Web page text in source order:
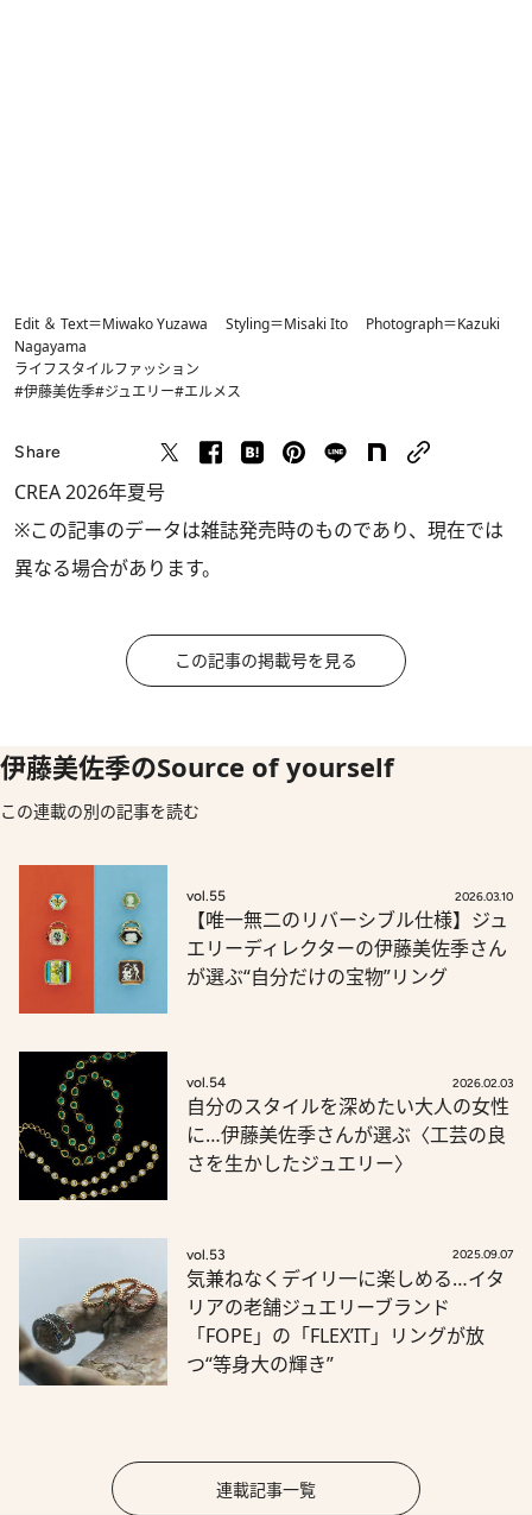
Edit ＆ Text＝Miwako Yuzawa Styling＝Misaki Ito Photograph＝Kazuki
Nagayama
ライフスタイルファッション
#伊藤美佐季#ジュエリー#エルメス
Share
CREA 2026年夏号
※この記事のデータは雑誌発売時のものであり、現在では
異なる場合があります。
この記事の掲載号を見る
伊藤美佐季のSource of yourself
この連載の別の記事を読む
vol.55 2026.03.10
【唯一無二のリバーシブル仕様】ジュ
エリーディレクターの伊藤美佐季さん
が選ぶ“自分だけの宝物”リング
vol.54 2026.02.03
自分のスタイルを深めたい大人の女性
に…伊藤美佐季さんが選ぶ〈工芸の良
さを生かしたジュエリー〉
vol.53 2025.09.07
気兼ねなくデイリ一に楽しめる…イタ
リアの老舗ジュエリーブランド
「FOPE」の「FLEX’IT」リングが放
つ“等身大の輝き”
連載記事一覧